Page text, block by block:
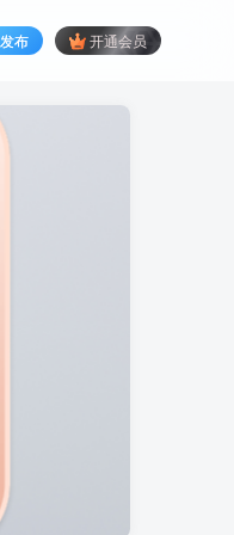
发布 开通会员